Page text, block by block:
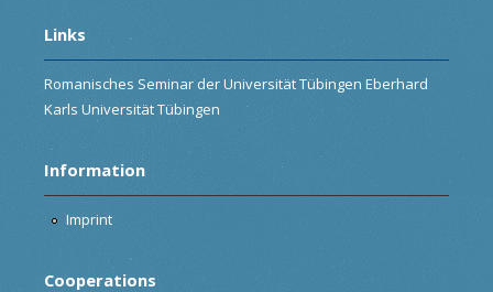
Links
Romanisches Seminar der Universität Tübingen Eberhard
Karls Universität Tübingen
Information
Imprint
Cooperations